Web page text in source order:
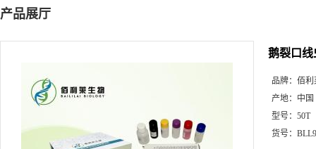
产品展厅
鹅裂口
品牌： 佰利
产地： 中国
型号： 50T
货号：